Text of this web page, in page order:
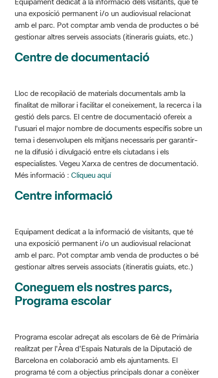
una exposició permanent i/o un audiovisual relacionat
amb el parc. Pot comptar amb venda de productes o bé
gestionar altres serveis associats (itineraris guiats, etc.)
Centre de documentació
Lloc de recopilació de materials documentals amb la
finalitat de millorar i facilitar el coneixement, la recerca i la
gestió dels parcs. El centre de documentació ofereix a
l'usuari el major nombre de documents específis sobre un
tema i desenvolupen els mitjans necessaris per garantir-
ne la difusió i divulgació entre els ciutadans i els
especialistes. Vegeu Xarxa de centres de documentació.
Més informació : Cliqueu aquí
Centre informació
Equipament dedicat a la informació de visitants, que té
una exposició permanent i/o un audiovisual relacionat
amb el parc. Pot comptar amb venda de productes o bé
gestionar altres serveis associats (itineratis guiats, etc.)
Coneguem els nostres parcs,
Programa escolar
Programa escolar adreçat als escolars de 6è de Primària
realitzat per l'Àrea d'Espais Naturals de la Diputació de
Barcelona en colaboració amb els ajuntaments. El
programa té com a objectius principals donar a conèixer